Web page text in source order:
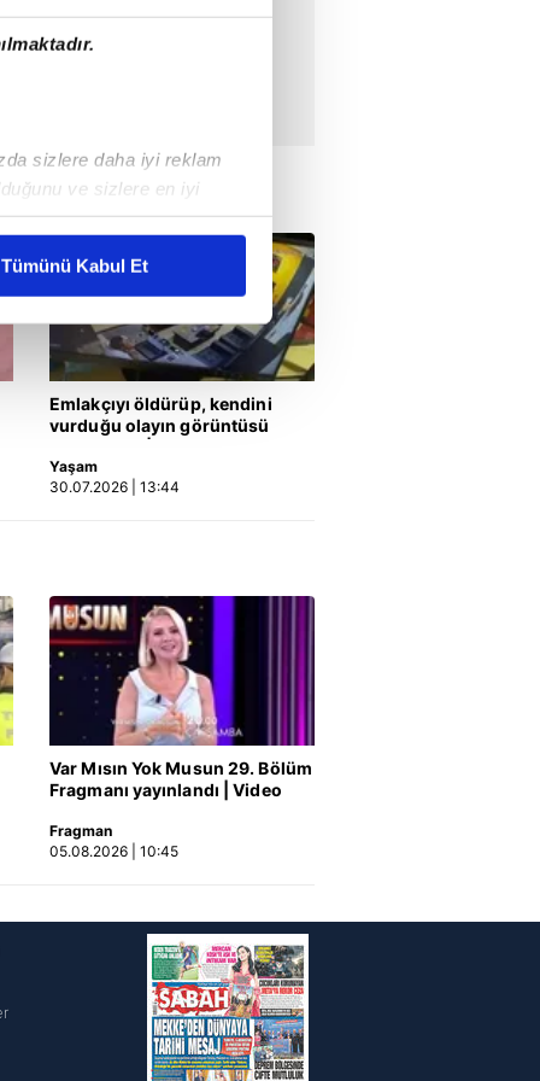
sizlere daha iyi reklam
ve sizlere en iyi
karşılamak
kullanılmaktadır. Bu
sunulması
ve sizlere yönelik
ve sitemizde ilgili
Tümünü Kabul Et
Emlakçıyı öldürüp, kendini
vurduğu olayın görüntüsü
Yaşam
30.07.2026 | 13:44
Var Mısın Yok Musun 29. Bölüm
Fragmanı yayınlandı | Video
Fragman
05.08.2026 | 10:45